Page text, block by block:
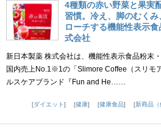
4種類の赤い野菜と果実
習慣。冷え、脚のむく
ローチする機能性表示
式会社
新日本製薬 株式会社は、機能性表示食品粉末
国内売上No.1※1の「Slimore Coffee（スリモ
ルスケアブランド『Fun and He……
ダイエット
健康 健康食品 新商品（